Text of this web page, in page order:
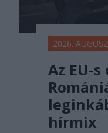
2026.
Az EU-
hírmix